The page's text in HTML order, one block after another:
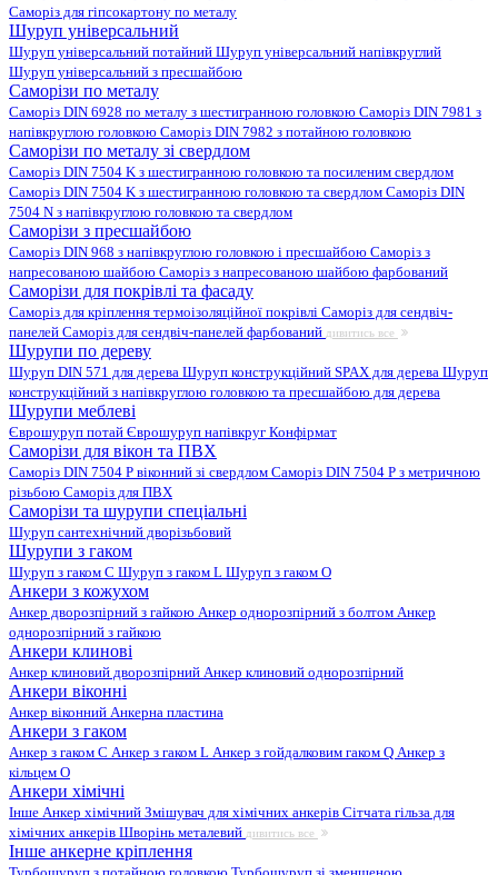
Саморіз для гіпсокартону по металу
Шуруп універсальний
Шуруп універсальний потайний Шуруп універсальний напівкруглий
Шуруп універсальний з пресшайбою
Саморізи по металу
Саморіз DIN 6928 по металу з шестигранною головкою Саморіз DIN 7981 з
напівкруглою головкою Саморіз DIN 7982 з потайною головкою
Саморізи по металу зі свердлом
Саморіз DIN 7504 K з шестигранною головкою та посиленим свердлом
Саморіз DIN 7504 K з шестигранною головкою та свердлом Саморіз DIN
7504 N з напівкруглою головкою та свердлом
Саморізи з пресшайбою
Саморіз DIN 968 з напівкруглою головкою і пресшайбою Саморіз з
напресованою шайбою Саморіз з напресованою шайбою фарбований
Саморізи для покрівлі та фасаду
Саморіз для кріплення термоізоляційної покрівлі Саморіз для сендвіч-
панелей Саморіз для сендвіч-панелей фарбований дивитись все
Шурупи по дереву
Шуруп DIN 571 для дерева Шуруп конструкційний SPAX для дерева Шуруп
конструкційний з напівкруглою головкою та пресшайбою для дерева
Шурупи меблеві
Єврошуруп потай Єврошуруп напівкруг Конфірмат
Саморізи для вікон та ПВХ
Саморіз DIN 7504 P віконний зі свердлом Саморіз DIN 7504 P з метричною
різьбою Саморіз для ПВХ
Саморізи та шурупи спеціальні
Шуруп сантехнічний дворізьбовий
Шурупи з гаком
Шуруп з гаком C Шуруп з гаком L Шуруп з гаком O
Анкери з кожухом
Анкер дворозпірний з гайкою Анкер однорозпірний з болтом Анкер
однорозпірний з гайкою
Анкери клинові
Анкер клиновий дворозпірний Анкер клиновий однорозпірний
Анкери віконні
Анкер віконний Анкерна пластина
Анкери з гаком
Анкер з гаком C Анкер з гаком L Анкер з гойдалковим гаком Q Анкер з
кільцем O
Анкери хімічні
Інше Анкер хімічний Змішувач для хімічних анкерів Сітчата гільза для
хімічних анкерів Шворінь металевий дивитись все
Інше анкерне кріплення